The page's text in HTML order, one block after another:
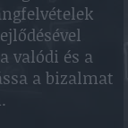
valódi és a
a bizalmat